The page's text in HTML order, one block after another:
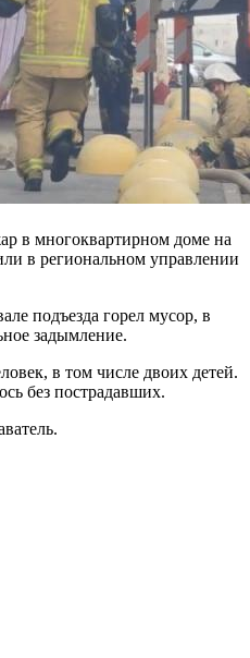
в многоквартирном доме на
в региональном управлении
подъезда горел мусор, в
задымление.
в том числе двоих детей.
без пострадавших.